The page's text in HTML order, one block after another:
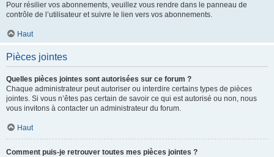
Pour résilier vos abonnements, veuillez vous rendre dans le panneau de
contrôle de l’utilisateur et suivre le lien vers vos abonnements.
Haut
Pièces jointes
Quelles pièces jointes sont autorisées sur ce forum ?
Chaque administrateur peut autoriser ou interdire certains types de pièces
jointes. Si vous n’êtes pas certain de savoir ce qui est autorisé ou non, nous
vous invitons à contacter un administrateur du forum.
Haut
Comment puis-je retrouver toutes mes pièces jointes ?